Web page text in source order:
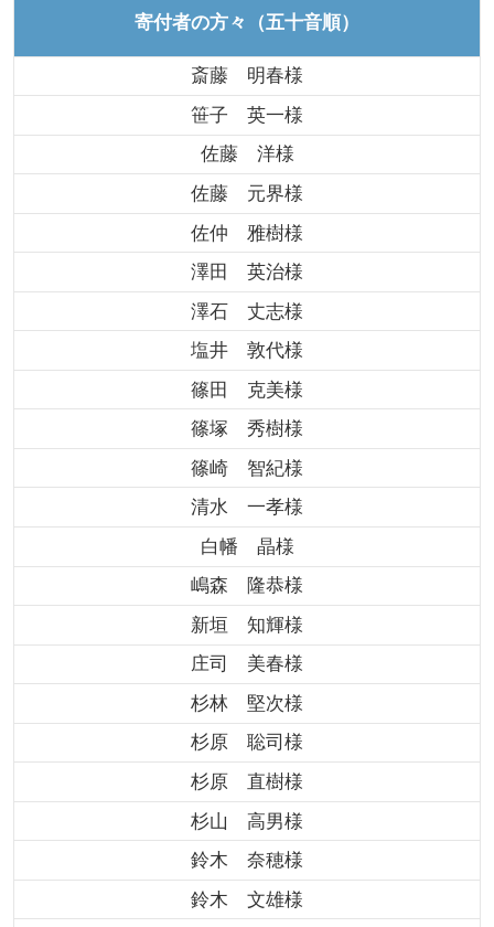
寄付者の方々（五十音順）
斎藤 明春様
笹子 英一様
佐藤 洋様
佐藤 元界様
佐仲 雅樹様
澤田 英治様
澤石 丈志様
塩井 敦代様
篠田 克美様
篠塚 秀樹様
篠崎 智紀様
清水 一孝様
白幡 晶様
嶋森 隆恭様
新垣 知輝様
庄司 美春様
杉林 堅次様
杉原 聡司様
杉原 直樹様
杉山 高男様
鈴木 奈穂様
鈴木 文雄様